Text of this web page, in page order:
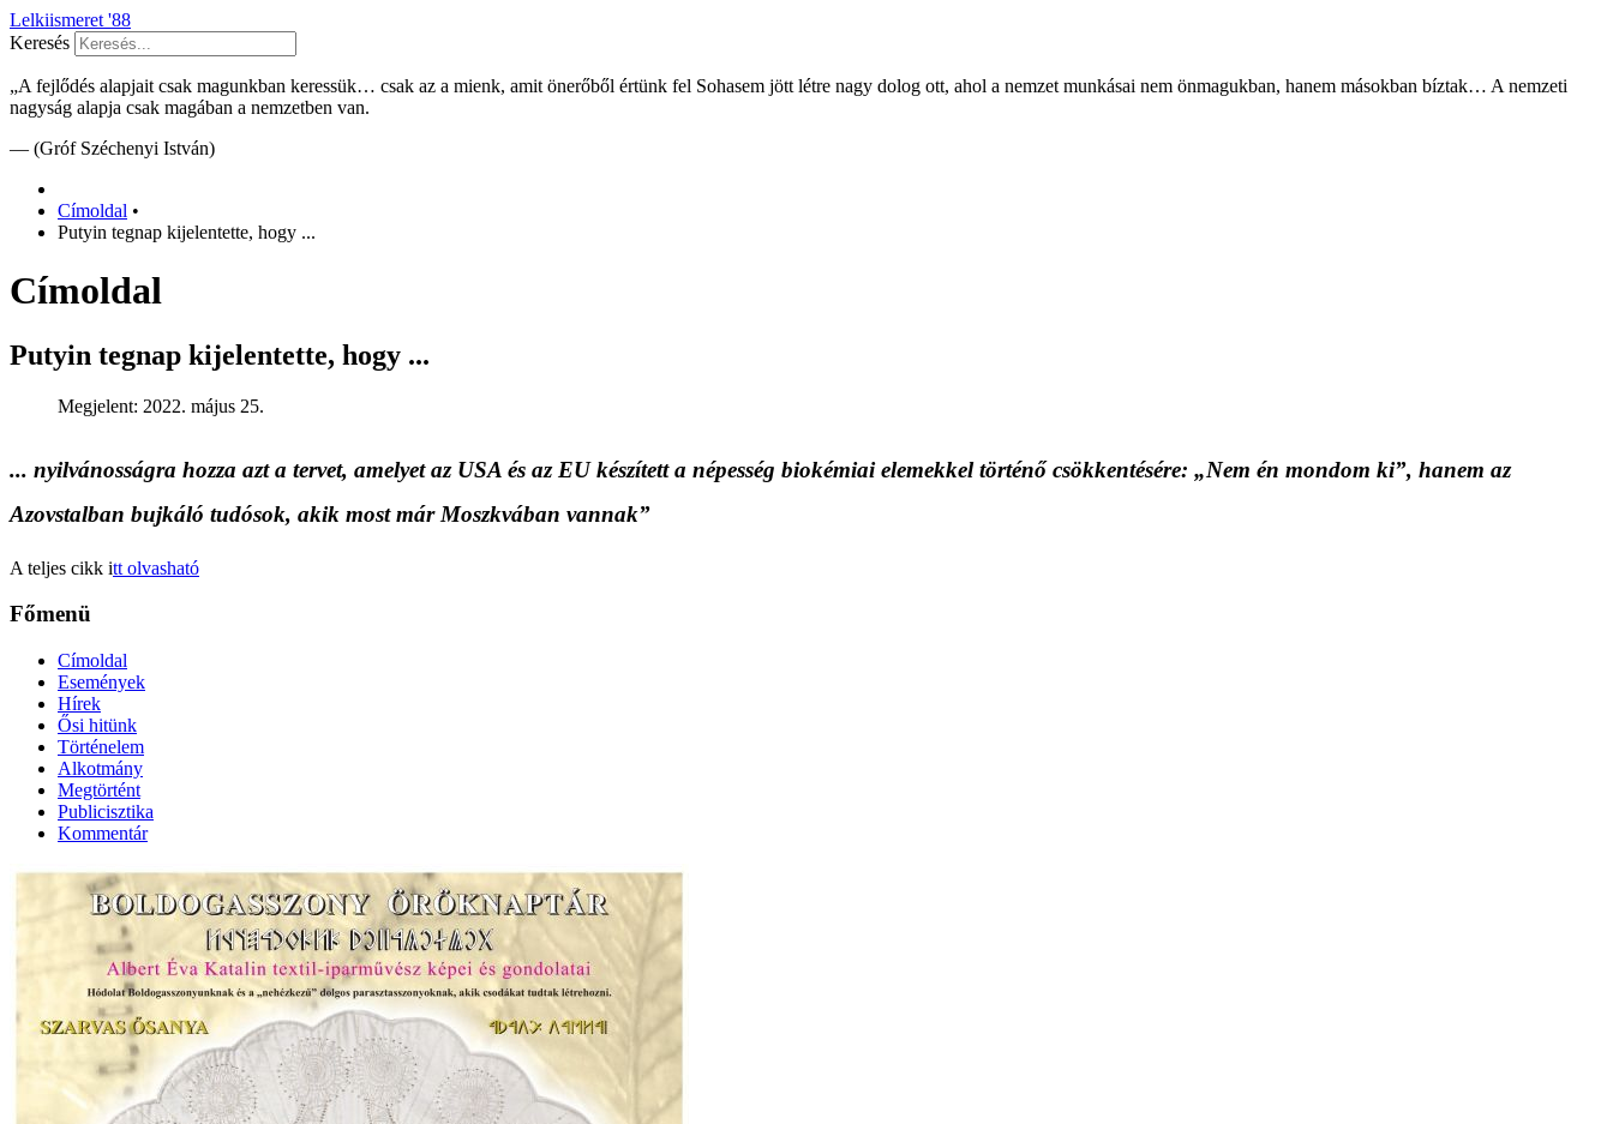
Lelkiismeret '88
Keresés
„A fejlődés alapjait csak magunkban keressük… csak az a mienk, amit önerőből értünk fel Sohasem jött létre nagy dolog ott, ahol a nemzet munkásai nem önmagukban, hanem másokban bíztak… A nemzeti
nagyság alapja csak magában a nemzetben van.
— (Gróf Széchenyi István)
Címoldal •
Putyin tegnap kijelentette, hogy ...
Címoldal
Putyin tegnap kijelentette, hogy ...
Megjelent: 2022. május 25.
... nyilvánosságra hozza azt a tervet, amelyet az USA és az EU készített a népesség biokémiai elemekkel történő csökkentésére: „Nem én mondom ki”, hanem az
Azovstalban bujkáló tudósok, akik most már Moszkvában vannak”
A teljes cikk itt olvasható
Főmenü
Címoldal
Események
Hírek
Ősi hitünk
Történelem
Alkotmány
Megtörtént
Publicisztika
Kommentár